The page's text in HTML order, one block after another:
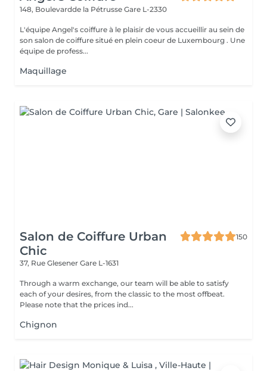
148, Boulevardde la Pétrusse Gare L-2330
L'équipe Angel's coiffure à le plaisir de vous accueillir au sein de
son salon de coiffure situé en plein coeur de Luxembourg . Une
équipe de profess...
Maquillage
Salon de Coiffure Urban
Chic
150
37, Rue Glesener Gare L-1631
Through a warm exchange, our team will be able to satisfy
each of your desires, from the classic to the most offbeat.
Please note that the prices ind...
Chignon